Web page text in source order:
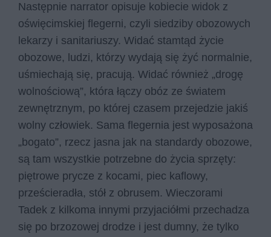
Następnie narrator opisuje kobiecie widok z
oświęcimskiej flegerni, czyli siedziby obozowych
lekarzy i sanitariuszy. Widać stamtąd życie
obozowe, ludzi, którzy wydają się żyć normalnie,
uśmiechają się, pracują. Widać również „drogę
wolnościową”, która łączy obóz ze światem
zewnętrznym, po której czasem przejedzie jakiś
wolny człowiek. Sama flegernia jest wyposażona
„bogato”, rzecz jasna jak na standardy obozowe,
są tam wszystkie potrzebne do życia sprzęty:
piętrowe prycze z kocami, piec kaflowy,
prześcieradła, stół z obrusem. Wieczorami
Tadek z kilkoma innymi przyjaciółmi przechadza
się po brzozowej drodze i jest dumny, że tylko